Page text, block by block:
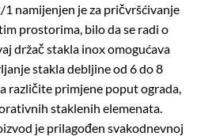
namijenjen je za pričvršćivanje
prostorima, bilo da se radi o
držač stakla inox omogućava
stakla debljine od 6 do 8
različite primjene poput ograda,
staklenih elemenata.
je prilagođen svakodnevnoj